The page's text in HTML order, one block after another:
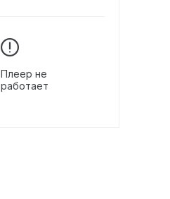
Плеер не
работает